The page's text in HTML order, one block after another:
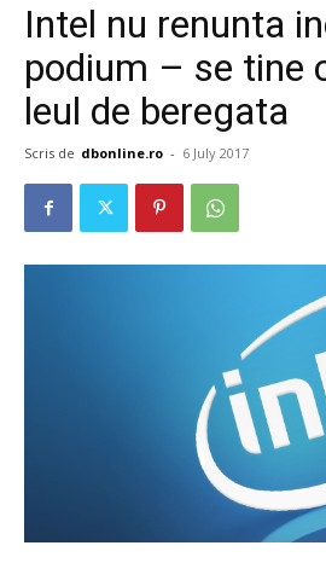
Intel nu renunta
podium – se tine
leul de beregata
Scris de dbonline.ro - 6 July 2017